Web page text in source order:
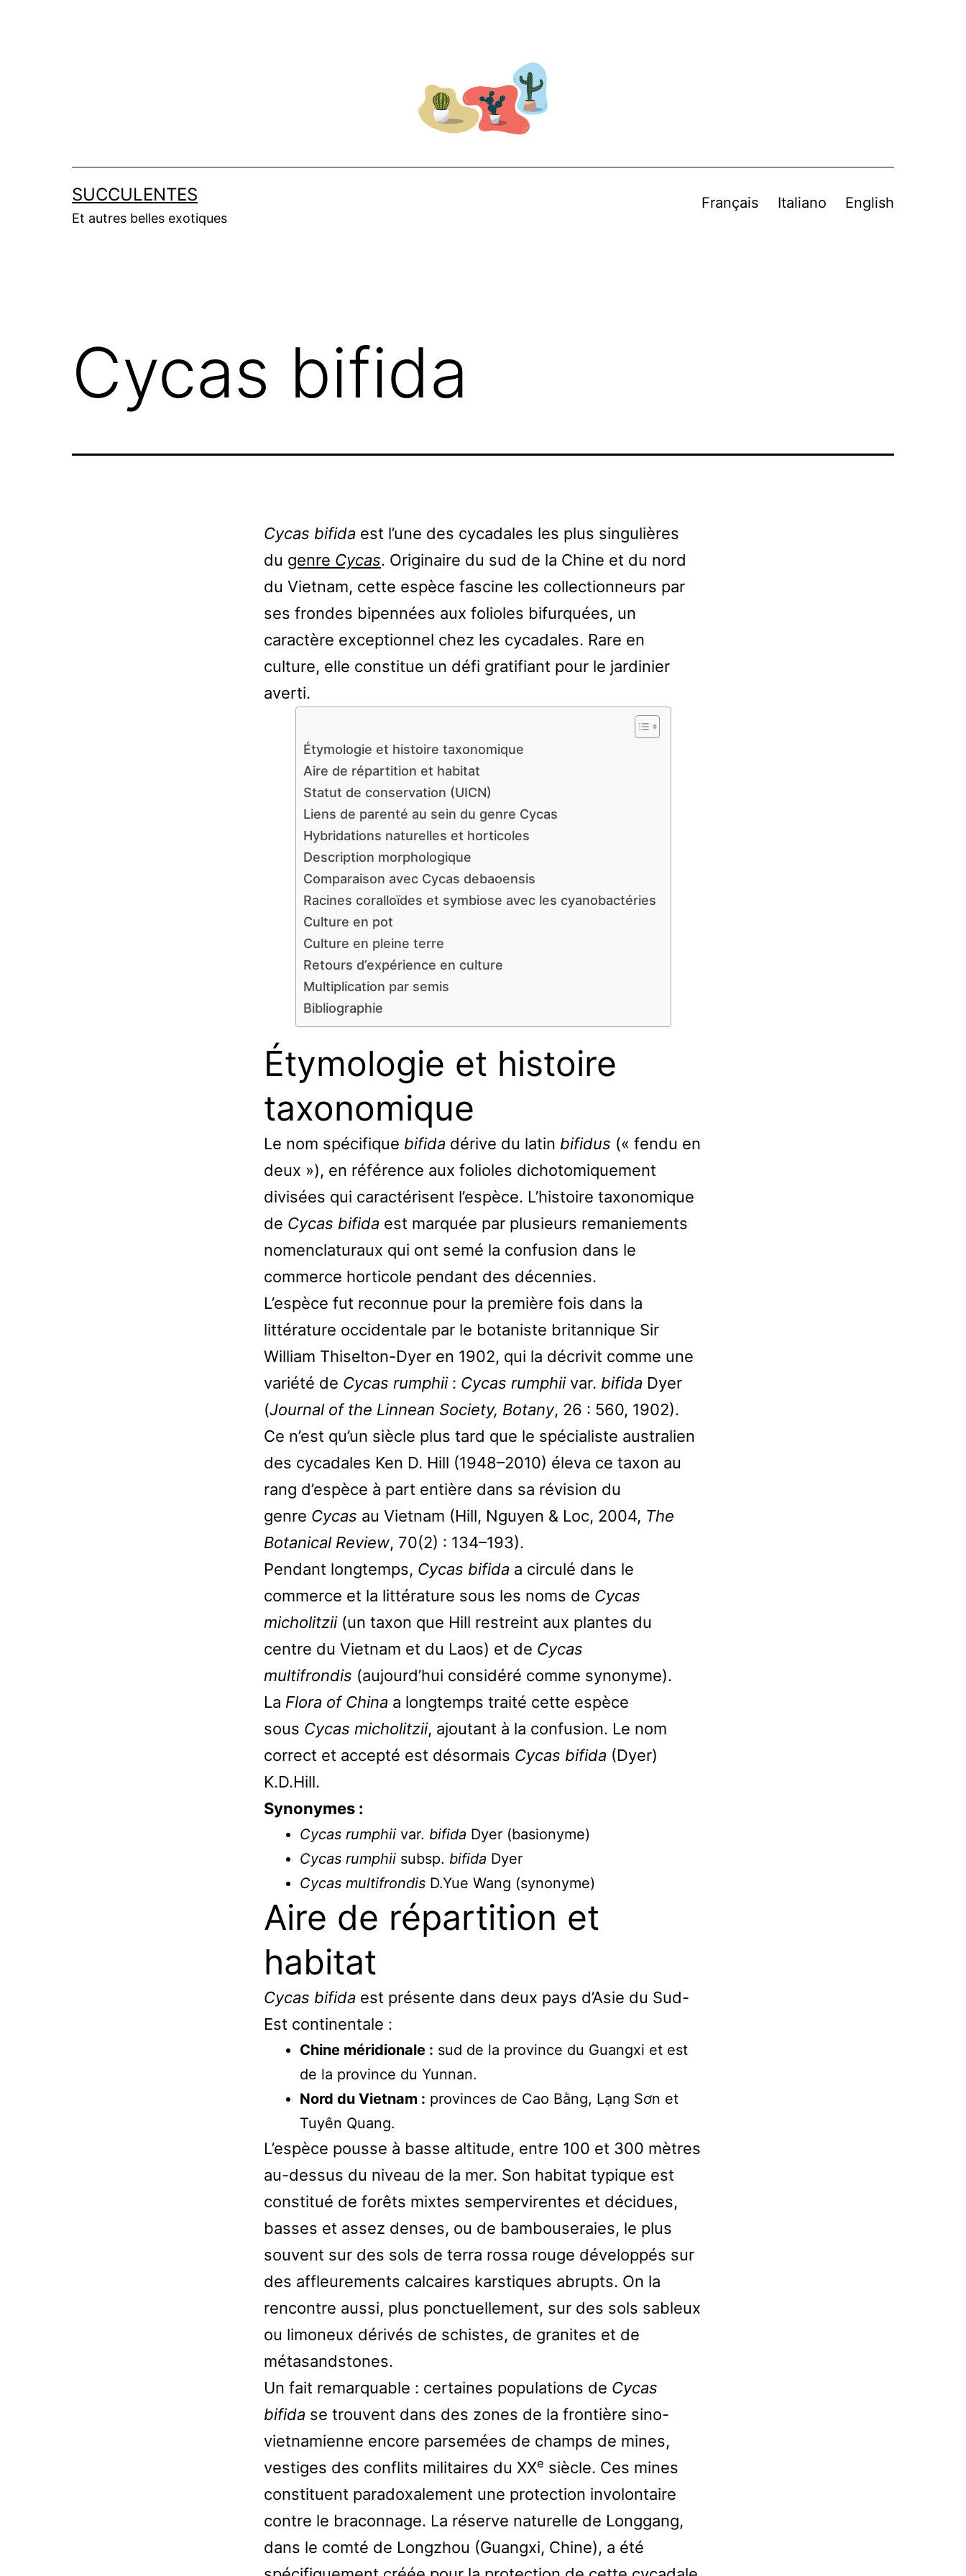
SUCCULENTES
Et autres belles exotiques
Français Italiano English
Cycas bifida
Cycas bifida est l’une des cycadales les plus singulières
du genre Cycas. Originaire du sud de la Chine et du nord
du Vietnam, cette espèce fascine les collectionneurs par
ses frondes bipennées aux folioles bifurquées, un
caractère exceptionnel chez les cycadales. Rare en
culture, elle constitue un défi gratifiant pour le jardinier
averti.
Étymologie et histoire taxonomique
Aire de répartition et habitat
Statut de conservation (UICN)
Liens de parenté au sein du genre Cycas
Hybridations naturelles et horticoles
Description morphologique
Comparaison avec Cycas debaoensis
Racines coralloïdes et symbiose avec les cyanobactéries
Culture en pot
Culture en pleine terre
Retours d’expérience en culture
Multiplication par semis
Bibliographie
Étymologie et histoire
taxonomique
Le nom spécifique bifida dérive du latin bifidus (« fendu en
deux »), en référence aux folioles dichotomiquement
divisées qui caractérisent l’espèce. L’histoire taxonomique
de Cycas bifida est marquée par plusieurs remaniements
nomenclaturaux qui ont semé la confusion dans le
commerce horticole pendant des décennies.
L’espèce fut reconnue pour la première fois dans la
littérature occidentale par le botaniste britannique Sir
William Thiselton-Dyer en 1902, qui la décrivit comme une
variété de Cycas rumphii: Cycas rumphiivar. bifida Dyer
(Journal of the Linnean Society, Botany, 26 : 560, 1902).
Ce n’est qu’un siècle plus tard que le spécialiste australien
des cycadales Ken D. Hill (1948–2010) éleva ce taxon au
rang d’espèce à part entière dans sa révision du
genre Cycas au Vietnam (Hill, Nguyen & Loc, 2004, The
Botanical Review, 70(2) : 134–193).
Pendant longtemps, Cycas bifida a circulé dans le
commerce et la littérature sous les noms de Cycas
micholitzii(un taxon que Hill restreint aux plantes du
centre du Vietnam et du Laos) et de Cycas
multifrondis (aujourd’hui considéré comme synonyme).
La Flora of China a longtemps traité cette espèce
sous Cycas micholitzii, ajoutant à la confusion. Le nom
correct et accepté est désormais Cycas bifida (Dyer)
K.D.Hill.
Synonymes :
Cycas rumphii var. bifida Dyer (basionyme)
Cycas rumphii subsp. bifida Dyer
Cycas multifrondis D.Yue Wang (synonyme)
Aire de répartition et
habitat
Cycas bifida est présente dans deux pays d’Asie du Sud-
Est continentale :
Chine méridionale : sud de la province du Guangxi et est
de la province du Yunnan.
Nord du Vietnam : provinces de Cao Bằng, Lạng Sơn et
Tuyên Quang.
L’espèce pousse à basse altitude, entre 100 et 300 mètres
au-dessus du niveau de la mer. Son habitat typique est
constitué de forêts mixtes sempervirentes et décidues,
basses et assez denses, ou de bambouseraies, le plus
souvent sur des sols de terra rossa rouge développés sur
des affleurements calcaires karstiques abrupts. On la
rencontre aussi, plus ponctuellement, sur des sols sableux
ou limoneux dérivés de schistes, de granites et de
métasandstones.
Un fait remarquable : certaines populations de Cycas
bifida se trouvent dans des zones de la frontière sino-
vietnamienne encore parsemées de champs de mines,
vestiges des conflits militaires du XXe siècle. Ces mines
constituent paradoxalement une protection involontaire
contre le braconnage. La réserve naturelle de Longgang,
dans le comté de Longzhou (Guangxi, Chine), a été